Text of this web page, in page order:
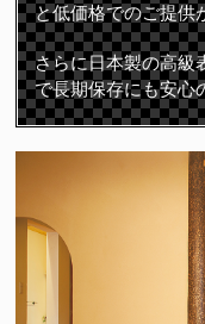
と低価格でのご提供
さらに日本製の高級
で長期保存にも安心